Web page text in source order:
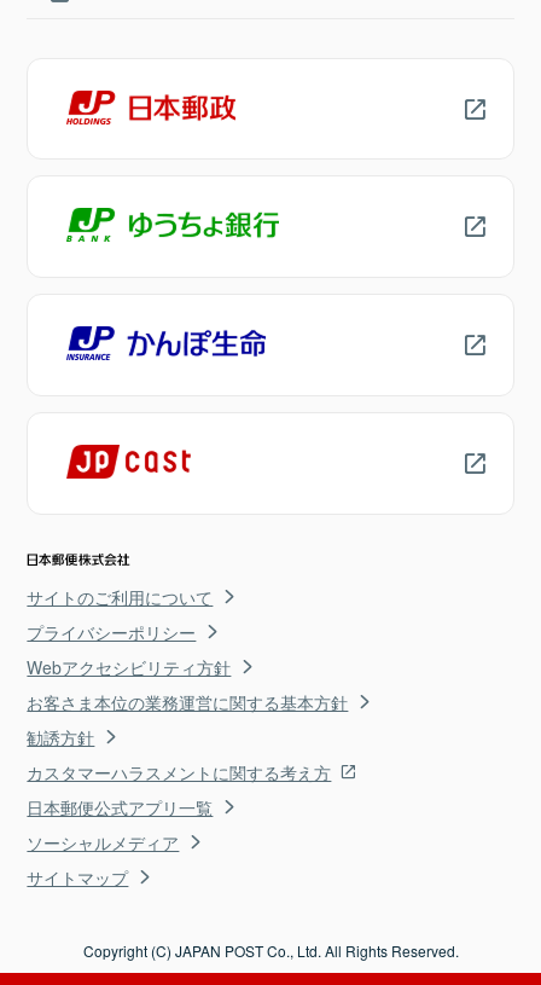
サイトのご利用について
プライバシーポリシー
Webアクセシビリティ方針
お客さま本位の業務運営に関する基本方針
勧誘方針
カスタマーハラスメントに関する考え方
日本郵便公式アプリ一覧
ソーシャルメディア
サイトマップ
Copyright (C) JAPAN POST Co., Ltd. All Rights Reserved.